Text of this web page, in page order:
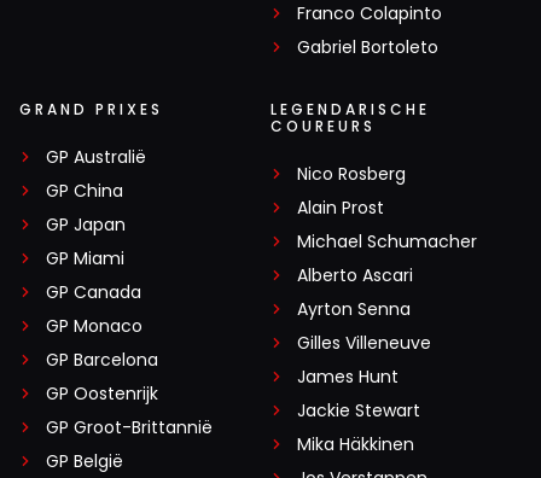
Franco Colapinto
Gabriel Bortoleto
GRAND PRIXES
GP Australië
GP China
GP Japan
GP Miami
GP Canada
GP Monaco
GP Barcelona
GP Oostenrijk
GP Groot-Brittannië
GP België
LEGENDARISCHE
COUREURS
Nico Rosberg
Alain Prost
Michael Schumacher
Alberto Ascari
Ayrton Senna
Gilles Villeneuve
James Hunt
Jackie Stewart
Mika Häkkinen